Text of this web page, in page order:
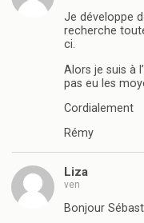
Je développe
recherche
ci.
Alors je suis à
pas eu les
Cordialement
Rémy
Liza
ven
Bonjour